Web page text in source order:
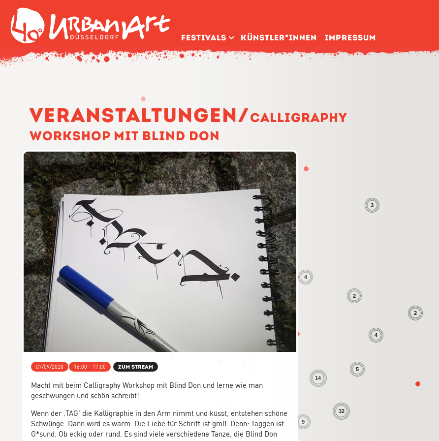
40Grad
Urban
Festivals Künstler­*Innen Impressum
Veranstaltungen/Calligraphy
Workshop mit Blind Don
07/09/2020 16:00 - 17:00 Zum Stream
Macht mit beim Calligraphy Workshop mit Blind Don und lerne wie man
geschwungen und schön schreibt!
Wenn der ‚TAG‘ die Kalligraphie in den Arm nimmt und küsst, entstehen schöne
Schwünge. Dann wird es warm. Die Liebe für Schrift ist groß. Denn: Taggen ist
G*sund. Ob eckig oder rund. Es sind viele verschiedene Tänze, die Blind Don
14
5
3
4
32
2
9
5
4
2
2